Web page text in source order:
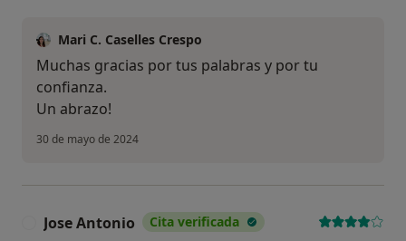
Mari C. Caselles Crespo
Muchas gracias por tus palabras y por tu
confianza.
Un abrazo!
30 de mayo de 2024
Jose Antonio Cita verificada